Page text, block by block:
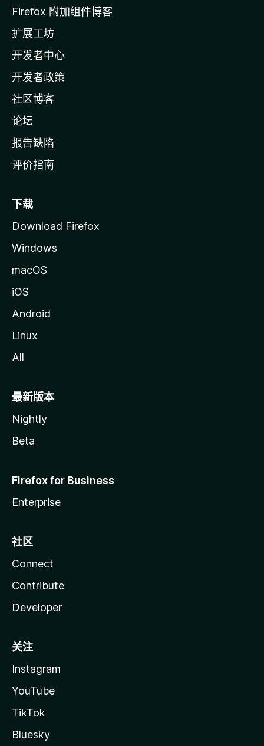
l
a
主
页
Firefox 附加组件博客
扩展工坊
开发者中心
开发者政策
社区博客
论坛
报告缺陷
评价指南
下载
Download Firefox
Windows
macOS
iOS
Android
Linux
All
最新版本
Nightly
Beta
Firefox for Business
Enterprise
社区
Connect
Contribute
Developer
关注
Instagram
YouTube
TikTok
Bluesky